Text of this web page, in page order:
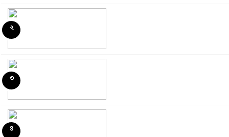
৬
৭
৮
২
৩
৪